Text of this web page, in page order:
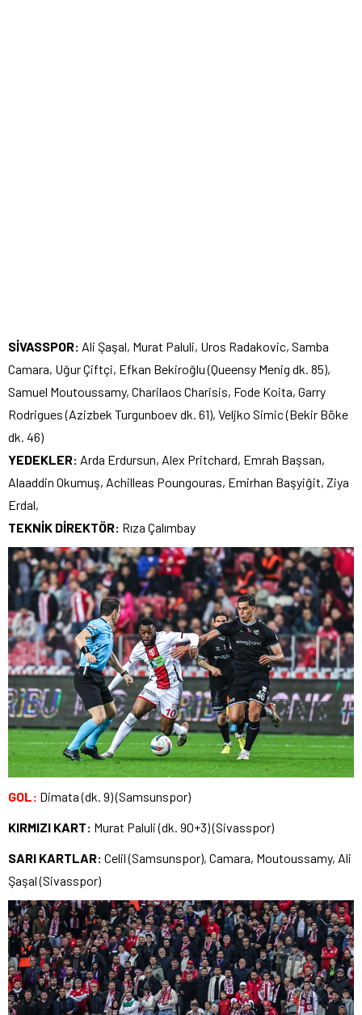
SİVASSPOR: Ali Şaşal, Murat Paluli, Uros Radakovic, Samba
Camara, Uğur Çiftçi, Efkan Bekiroğlu (Queensy Menig dk. 85),
Samuel Moutoussamy, Charilaos Charisis, Fode Koita, Garry
Rodrigues (Azizbek Turgunboev dk. 61), Veljko Simic (Bekir Böke
dk. 46)
YEDEKLER: Arda Erdursun, Alex Pritchard, Emrah Başsan,
Alaaddin Okumuş, Achilleas Poungouras, Emirhan Başyiğit, Ziya
Erdal,
TEKNİK DİREKTÖR: Rıza Çalımbay
GOL: Dimata (dk. 9) (Samsunspor)
KIRMIZI KART: Murat Paluli (dk. 90+3) (Sivasspor)
SARI KARTLAR: Celil (Samsunspor), Camara, Moutoussamy, Ali
Şaşal (Sivasspor)